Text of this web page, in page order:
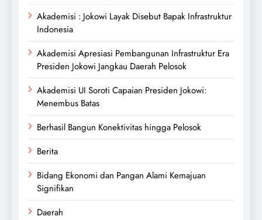
Akademisi : Jokowi Layak Disebut Bapak Infrastruktur
Indonesia
Akademisi Apresiasi Pembangunan Infrastruktur Era
Presiden Jokowi Jangkau Daerah Pelosok
Akademisi UI Soroti Capaian Presiden Jokowi:
Menembus Batas
Berhasil Bangun Konektivitas hingga Pelosok
Berita
Bidang Ekonomi dan Pangan Alami Kemajuan
Signifikan
Daerah